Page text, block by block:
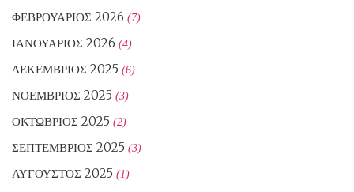
ΦΕΒΡΟΥΆΡΙΟΣ 2026 (7)
ΙΑΝΟΥΆΡΙΟΣ 2026 (4)
ΔΕΚΈΜΒΡΙΟΣ 2025 (6)
ΝΟΈΜΒΡΙΟΣ 2025 (3)
ΟΚΤΏΒΡΙΟΣ 2025 (2)
ΣΕΠΤΈΜΒΡΙΟΣ 2025 (3)
ΑΎΓΟΥΣΤΟΣ 2025 (1)